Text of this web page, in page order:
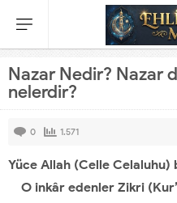
Nazar Nedir? Nazar
nelerdir?
0 1.571
Yüce Allah (Celle Celaluhu)
O inkâr edenler Zikri